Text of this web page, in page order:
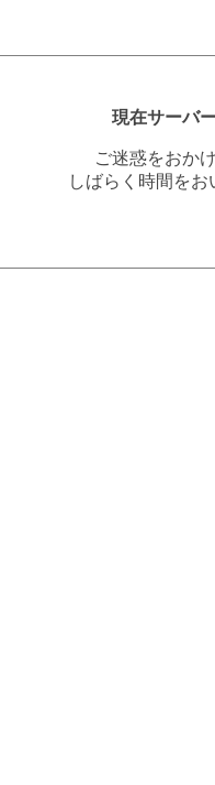
現在サーバ
ご迷惑をおか
しばらく時間を